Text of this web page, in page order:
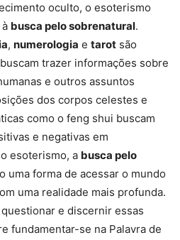
oculto, o esoterismo
busca pelo sobrenatural.
, numerologia e tarot são
trazer informações sobre
e outros assuntos
dos corpos celestes e
como o feng shui buscam
e negativas em
esoterismo, a busca pelo
uma forma de acessar o mundo
uma realidade mais profunda.
e discernir essas
fundamentar-se na Palavra de